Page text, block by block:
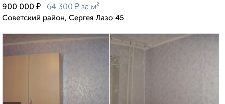
900 000 ₽ 64 300 ₽ за м²
Советский район, Сергея Лазо 45